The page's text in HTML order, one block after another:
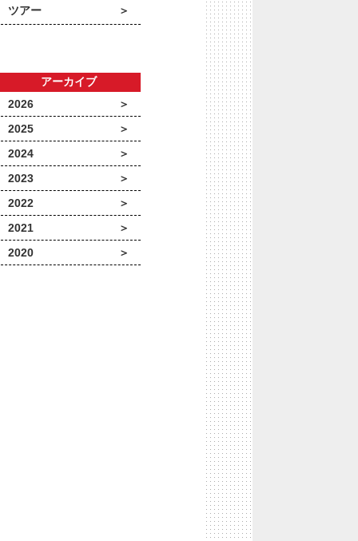
ツアー
アーカイブ
2026
2025
2024
2023
2022
2021
2020